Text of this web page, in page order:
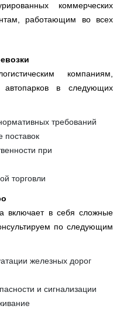
коммерческих
работающим во всех
компаниям,
в следующих
требований
поставок
при
торговли
включает в себя сложные
по следующим
железных дорог
и сигнализации